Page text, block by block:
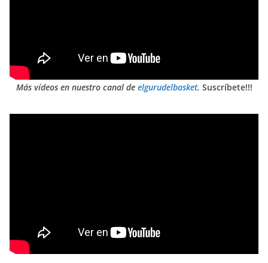
Más vídeos en nuestro canal de elgurudelbasket. Suscríbete!!!